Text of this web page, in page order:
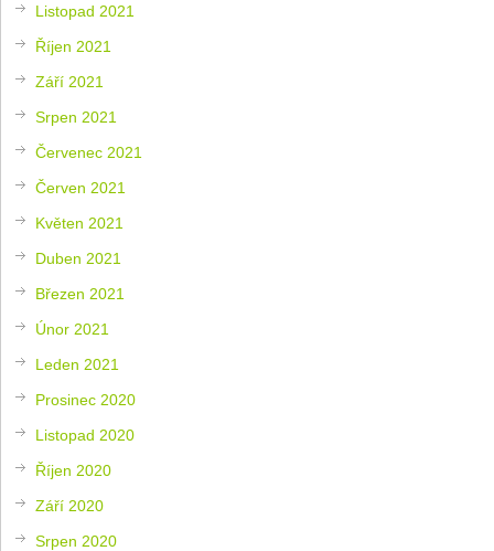
Listopad 2021
Říjen 2021
Září 2021
Srpen 2021
Červenec 2021
Červen 2021
Květen 2021
Duben 2021
Březen 2021
Únor 2021
Leden 2021
Prosinec 2020
Listopad 2020
Říjen 2020
Září 2020
Srpen 2020